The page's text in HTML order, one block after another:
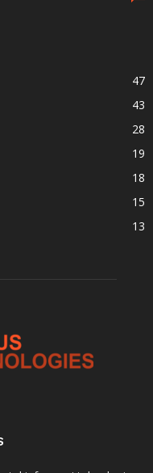
47
43
28
19
18
15
13